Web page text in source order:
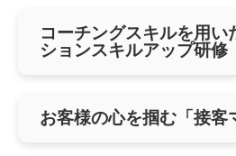
コーチングスキルを用い
ションスキルアップ研修
お客様の心を掴む「接客